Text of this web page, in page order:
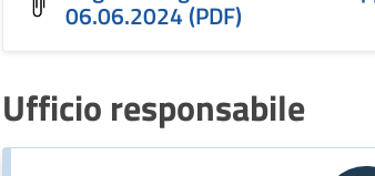
06.06.2024 (PDF)
Ufficio responsabile